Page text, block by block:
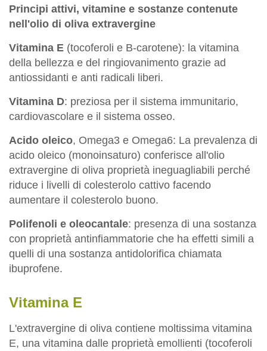
Principi attivi, vitamine e sostanze contenute
nell'olio di oliva extravergine
Vitamina E (tocoferoli e B-carotene): la vitamina
della bellezza e del ringiovanimento grazie ad
antiossidanti e anti radicali liberi.
Vitamina D: preziosa per il sistema immunitario,
cardiovascolare e il sistema osseo.
Acido oleico, Omega3 e Omega6: La prevalenza di
acido oleico (monoinsaturo) conferisce all'olio
extravergine di oliva proprietà ineguagliabili perché
riduce i livelli di colesterolo cattivo facendo
aumentare il colesterolo buono.
Polifenoli e oleocantale: presenza di una sostanza
con proprietà antinfiammatorie che ha effetti simili a
quelli di una sostanza antidolorifica chiamata
ibuprofene.
Vitamina E
L'extravergine di oliva contiene moltissima vitamina
E, una vitamina dalle proprietà emollienti (tocoferoli